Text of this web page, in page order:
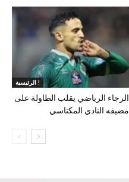
الرئيسية !
الرجاء الرياضي يقلب الطاولة على
مضيفه النادي المكناسي